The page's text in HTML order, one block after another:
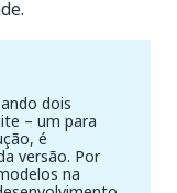
dois
– um para
é
versão. Por
na